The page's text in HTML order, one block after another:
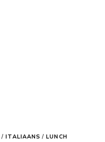
/ ITALIAANS / LUNCH